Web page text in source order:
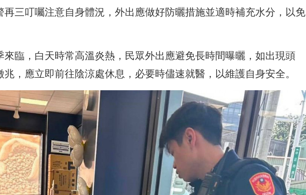
再三叮囑注意自身體況，外出應做好防曬措施並適時補充水分，以免
來臨，白天時常高溫炎熱，民眾外出應避免長時間曝曬，如出現頭
，應立即前往陰涼處休息，必要時儘速就醫，以維護自身安全。